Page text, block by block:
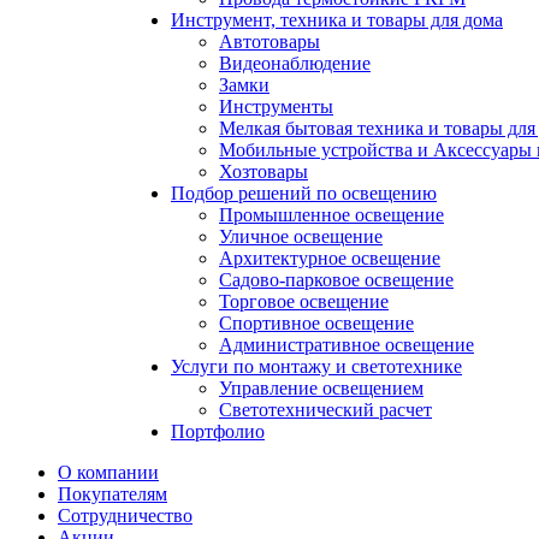
Инструмент, техника и товары для дома
Автотовары
Видеонаблюдение
Замки
Инструменты
Мелкая бытовая техника и товары для
Мобильные устройства и Аксессуары
Хозтовары
Подбор решений по освещению
Промышленное освещение
Уличное освещение
Архитектурное освещение
Садово-парковое освещение
Торговое освещение
Спортивное освещение
Административное освещение
Услуги по монтажу и светотехнике
Управление освещением
Светотехнический расчет
Портфолио
О компании
Покупателям
Сотрудничество